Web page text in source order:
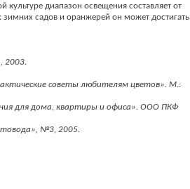
диапазон освещения составляет от
садов и оранжерей он может достигать
2003.
советы любителям цветов». М.:
для дома, квартиры и офиса». ООО ПКФ
№3, 2005.